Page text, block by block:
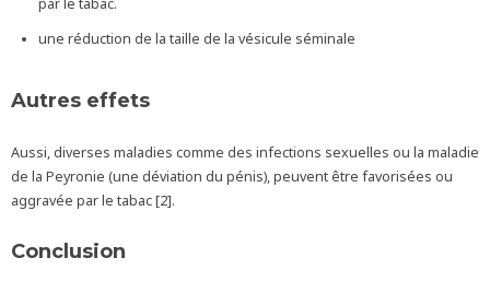
par le tabac.
une réduction de la taille de la vésicule séminale
Autres effets
Aussi, diverses maladies comme des infections sexuelles ou la maladie
de la Peyronie (une déviation du pénis), peuvent être favorisées ou
aggravée par le tabac [2].
Conclusion